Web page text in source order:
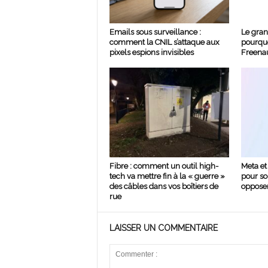
Emails sous surveillance :
comment la CNIL s’attaque aux
pixels espions invisibles
Le
Fibre : comment un outil high-
tech va mettre fin à la « guerre »
des câbles dans vos boîtiers de
rue
Meta
pour
LAISSER UN COMMENTAIRE